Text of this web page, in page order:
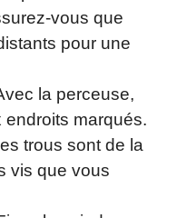
vous que
pour une
la perceuse,
marqués.
trous sont de la
vis que vous